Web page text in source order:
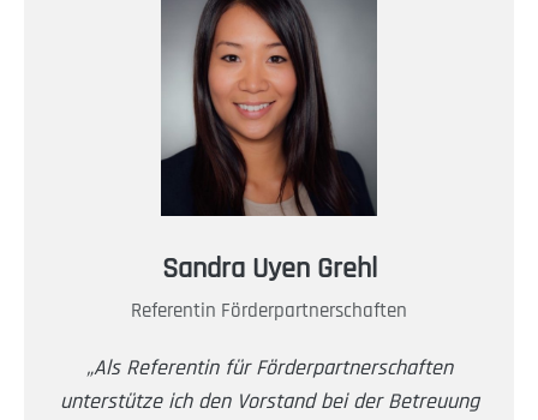
Sandra Uyen Grehl
Referentin Förderpartnerschaften
„Als Referentin für Förderpartnerschaften
unterstütze ich den Vorstand bei der Betreuung